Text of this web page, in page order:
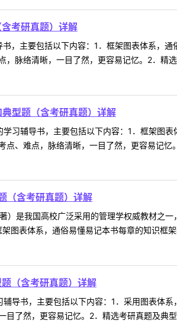
考研真题）详解
，主要包括以下内容：1．框架图表体系，
，脉络清晰，一目了然，更容易记忆。2．精
型题（含考研真题）详解
习辅导书，主要包括以下内容：1．框架图
点、难点，脉络清晰，一目了然，更容易记
（含考研真题）详解
）是我国高校广泛采用的管理学权威教材之
图表体系，通俗易懂易记本书每章的知识框
（含考研真题）详解
导书，主要包括以下内容：1．采用图表体
目了然，更容易记忆。2．精选考研真题及典